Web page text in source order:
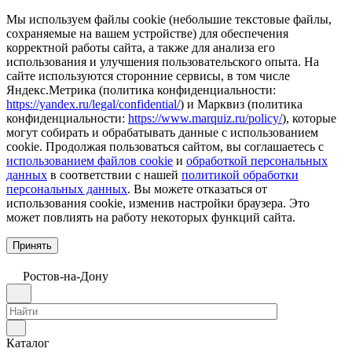
Мы используем файлы cookie (небольшие текстовые файлы,
сохраняемые на вашем устройстве) для обеспечения
корректной работы сайта, а также для анализа его
использования и улучшения пользовательского опыта. На
сайте используются сторонние сервисы, в том числе
Яндекс.Метрика (политика конфиденциальности:
https://yandex.ru/legal/confidential/) и Марквиз (политика
конфиденциальности: https://www.marquiz.ru/policy/), которые
могут собирать и обрабатывать данные с использованием
cookie. Продолжая пользоваться сайтом, вы соглашаетесь с
использованием файлов cookie и обработкой персональных
данных в соответствии с нашей политикой обработки
персональных данных. Вы можете отказаться от
использования cookie, изменив настройки браузера. Это
может повлиять на работу некоторых функций сайта.
Принять
Ростов-на-Дону
Каталог